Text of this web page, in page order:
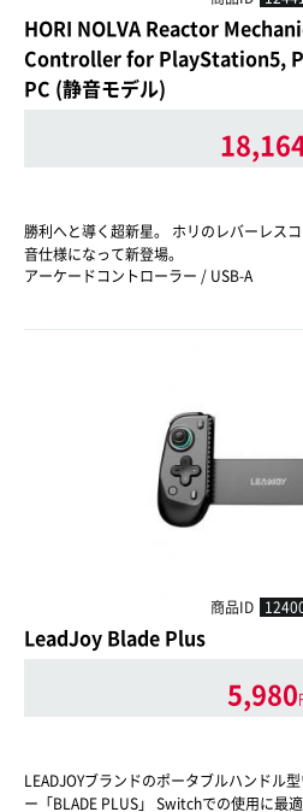
HORI NOLVA Reactor
Controller for PlayStation5,
PC (静音モデル)
勝利へと導く超新星。 ホリのレバーレス
音仕様になって新登場。
アーケードコントローラー / USB-A
商品ID
LeadJoy Blade Plus
5,980
LEADJOYブランドのポータブルハンドル
ー「BLADE PLUS」 Switchでの使用に最